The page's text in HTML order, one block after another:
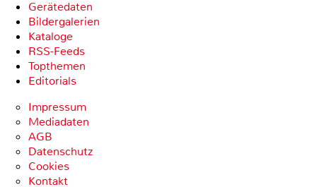
Gerätedaten
Bildergalerien
Kataloge
RSS-Feeds
Topthemen
Editorials
Impressum
Mediadaten
AGB
Datenschutz
Cookies
Kontakt